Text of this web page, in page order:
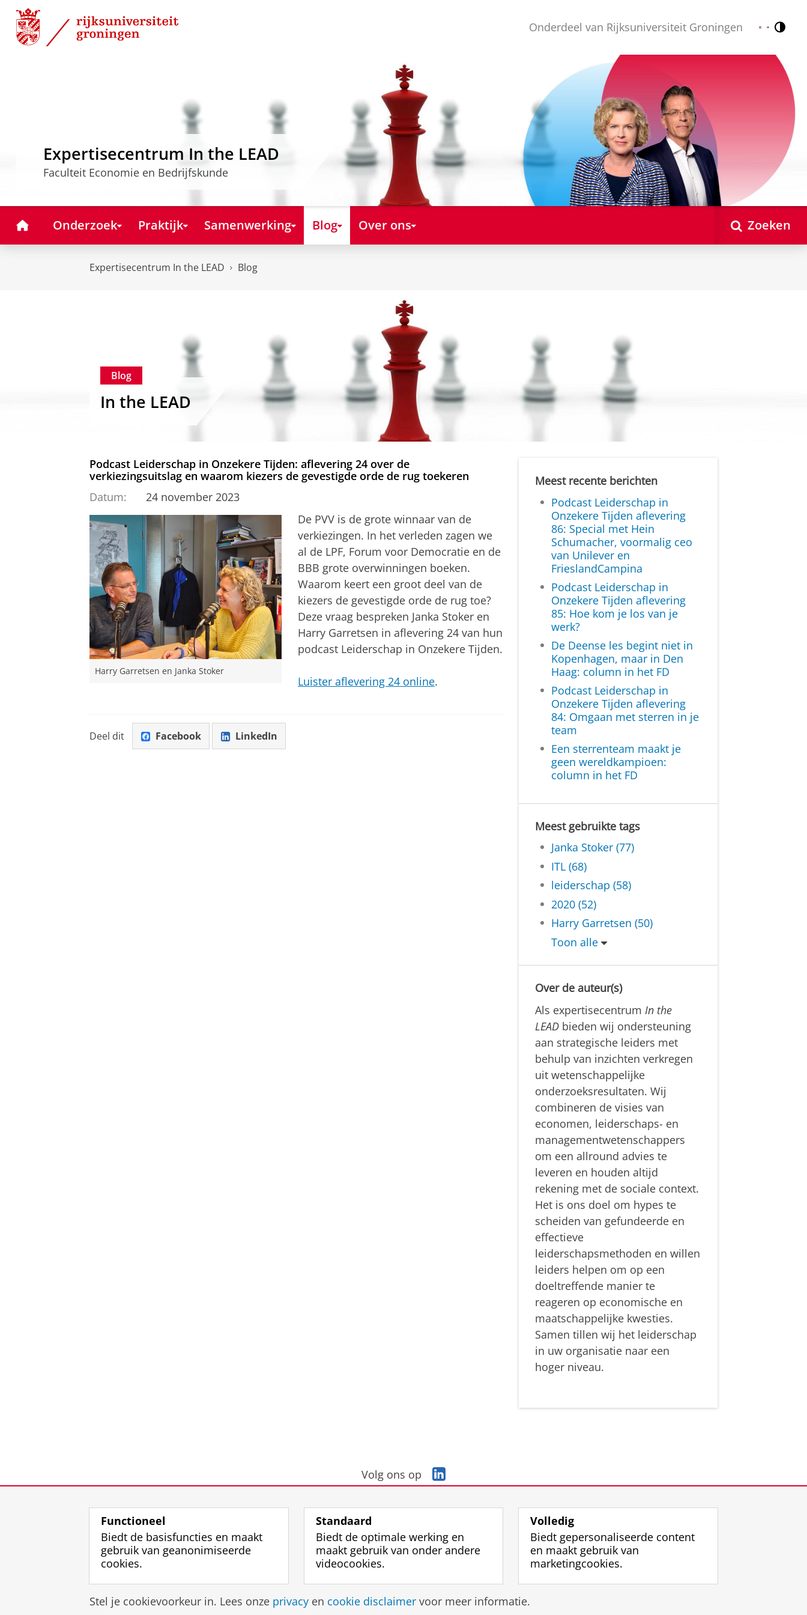
Skip
Content
Skip
Navigation
Onderdeel van Rijksuniversiteit Groningen Nederlands
English
Expertisecentrum In the LEAD
Faculteit Economie en Bedrijfskunde
HomeOnderzoek Praktijk Samenwerking Blog Over ons Zoeken
Expertisecentrum In the LEAD Blog
Blog
In the LEAD
Podcast Leiderschap in Onzekere Tijden: aflevering 24 over de
verkiezingsuitslag en waarom kiezers de gevestigde orde de rug toekeren
Datum:
24 november 2023
Harry Garretsen en Janka Stoker
De PVV is de grote winnaar van de
verkiezingen. In het verleden zagen we
al de LPF, Forum voor Democratie en de
BBB grote overwinningen boeken.
Waarom keert een groot deel van de
kiezers de gevestigde orde de rug toe?
Deze vraag bespreken Janka Stoker en
Harry Garretsen in aflevering 24 van hun
podcast Leiderschap in Onzekere Tijden.
Luister aflevering 24 online.
Deel dit Facebook LinkedIn
Meest recente berichten
Podcast Leiderschap in
Onzekere Tijden aflevering
86: Special met Hein
Schumacher, voormalig ceo
van Unilever en
FrieslandCampina
Podcast Leiderschap in
Onzekere Tijden aflevering
85: Hoe kom je los van je
werk?
De Deense les begint niet in
Kopenhagen, maar in Den
Haag: column in het FD
Podcast Leiderschap in
Onzekere Tijden aflevering
84: Omgaan met sterren in je
team
Een sterrenteam maakt je
geen wereldkampioen:
column in het FD
Meest gebruikte tags
Janka Stoker (77)
ITL (68)
leiderschap (58)
2020 (52)
Harry Garretsen (50)
Toon alle
Over de auteur(s)
Als expertisecentrumIn the
LEAD bieden wij ondersteuning
aan strategische leiders met
behulp van inzichten verkregen
uit wetenschappelijke
onderzoeksresultaten. Wij
combineren de visies van
economen, leiderschaps- en
managementwetenschappers
om een allround advies te
leveren en houden altijd
rekening met de sociale context.
Het is ons doel om hypes te
scheiden van gefundeerde en
effectieve
leiderschapsmethoden en willen
leiders helpen om op een
doeltreffende manier te
reageren op economische en
maatschappelijke kwesties.
Samen tillen wij het leiderschap
in uw organisatie naar een
hoger niveau.
Volg ons op
i
d
I
a
Disclaimer & Copyright Privacy Cookies Inloggen
Functioneel
Biedt de basisfuncties en maakt
gebruik van geanonimiseerde
cookies.
Standaard
Biedt de optimale werking en
maakt gebruik van onder andere
videocookies.
Volledig
Biedt gepersonaliseerde content
en maakt gebruik van
marketingcookies.
Stel je cookievoorkeur in. Lees onze privacy en cookie disclaimer voor meer informatie.